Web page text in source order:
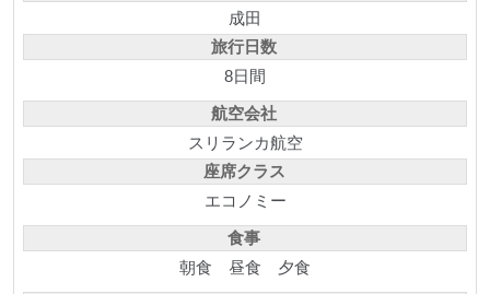
成田
旅行日数
8日間
航空会社
スリランカ航空
座席クラス
エコノミー
食事
朝食 昼食 夕食